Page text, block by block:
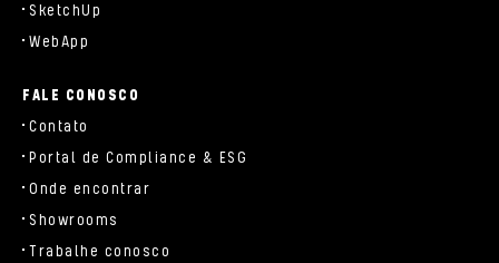
SketchUp
WebApp
FALE CONOSCO
Contato
Portal de Compliance & ESG
Onde encontrar
Showrooms
Trabalhe conosco